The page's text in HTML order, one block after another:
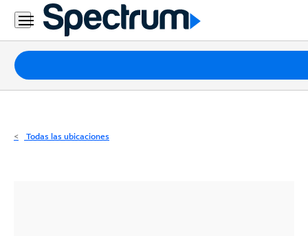
Residencial
Business
Paquetes
Internet
Todas las ubicaciones